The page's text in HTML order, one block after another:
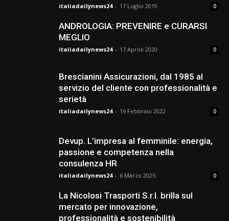
italiadailynews24 - 17 Luglio 2019 0
ANDROLOGIA: PREVENIRE e CURARSI
MEGLIO
italiadailynews24 - 17 Aprile 2020 0
Brescianini Assicurazioni, dal 1985 al
servizio del cliente con professionalità e
serietà
italiadailynews24 - 16 Febbraio 2022 0
Devup. L’impresa al femminile: energia,
passione e competenza nella
consulenza HR
italiadailynews24 - 6 Marzo 2025 0
La Nicolosi Trasporti S.r.l. brilla sul
mercato per innovazione,
professionalità e sostenibilità